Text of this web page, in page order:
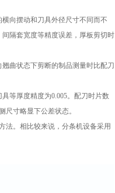
向摆动和刀具外径尺寸不同而不
隔套宽度等精度误差，厚板剪切时
曲状态下剪断的制品测量时比配刀
等厚度精度为0.005。配刀时片数
寸略显下公差状态。
法。相比较来说，分条机设备采用